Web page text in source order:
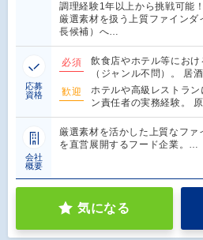
調理経験1年以上から挑戦可能
厳選素材を扱う上質ファイン
長候補）へ…
応募
資格
必須
飲食店やホテル等にお
（ジャンル不問）。 居
歓迎
ホテルや高級レストラ
ン責任者の実務経験。
会社
概要
厳選素材を活かした上質なフ
を直営展開するフード企業。…
気になる